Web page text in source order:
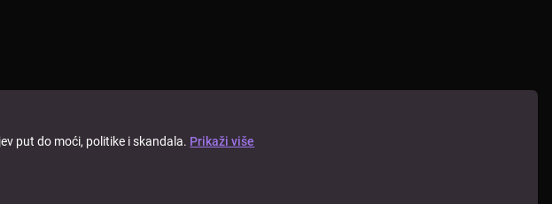
put do moći, politike i skandala. Prikaži više